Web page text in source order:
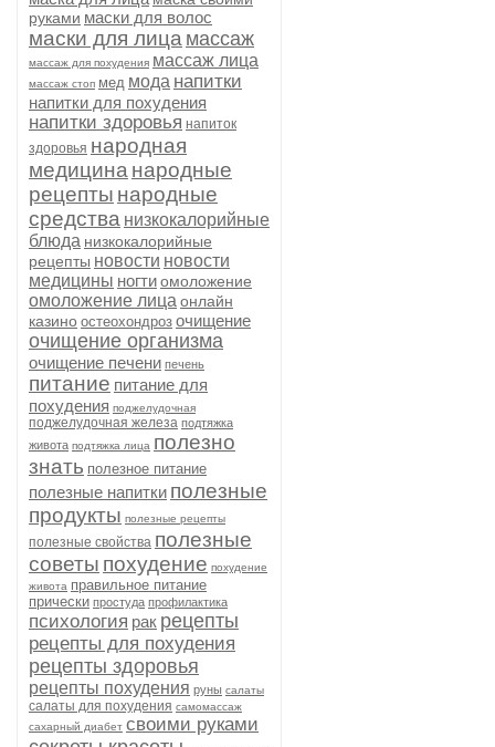
руками маски для волос
маски для лица массаж
массаж для похудения массаж лица
массаж стоп мед мода напитки
напитки для похудения
напитки здоровья напиток
здоровья народная
медицина народные
рецепты народные
средства низкокалорийные
блюда низкокалорийные
рецепты новости новости
медицины ногтиомоложение
омоложение лица онлайн
казино остеохондроз очищение
очищение организма
очищение печени печень
питание питание для
похудения поджелудочная
поджелудочная железа подтяжка
живота подтяжка лица полезно
знать полезное питание
полезные напитки полезные
продукты полезные рецепты
полезные свойства полезные
советы похудение похудение
живота правильное питание
прически простуда профилактика
психология рак рецепты
рецепты для похудения
рецепты здоровья
рецепты похудения руны салаты
салаты для похудения самомассаж
сахарный диабет своими руками